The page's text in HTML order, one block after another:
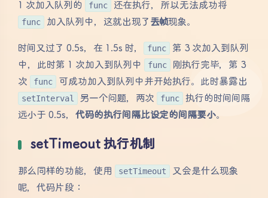
1 次加入队列的
func 还在执行，所以无法成功将
func 加入队列中，这就出现了 丢帧现象。
时间又过了 0.5s，在 1.5s 时， func
第 3 次加入到队列
中，此时第 1 次加入到队列中
func
刚执行完毕，第 3
次
func 可成功加入到队列中并开始执行。此时暴露出
setInterval 另一个问题，两次 func
执行的时间间隔
远小于 0.5s， 代码的执行间隔比设定的间隔要小。
setTimeout 执行机制
那么同样的功能，使用 setTimeout
又会是什么现象
呢，代码片段：